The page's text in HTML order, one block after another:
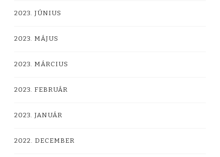
2023. JÚNIUS
2023. MÁJUS
2023. MÁRCIUS
2023. FEBRUÁR
2023. JANUÁR
2022. DECEMBER